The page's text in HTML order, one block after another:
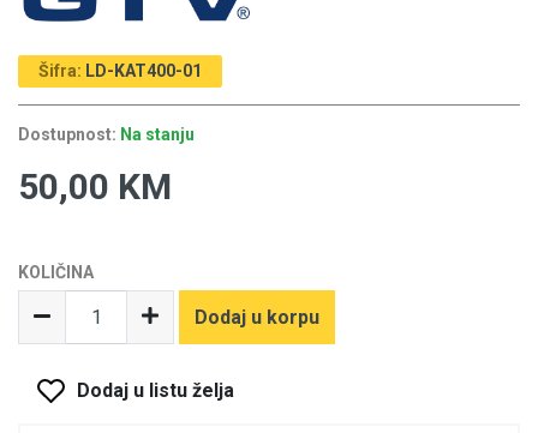
Šifra: LD-KAT400-01
Dostupnost: Na stanju
50,00 KM
KOLIČINA
Dodaj u korpu
Dodaj u listu želja